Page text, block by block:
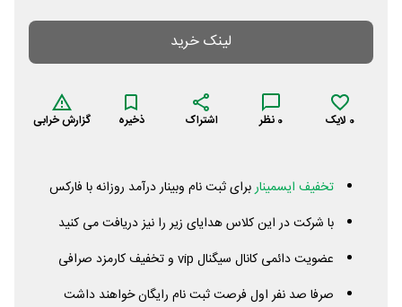
لینک خرید
0 لایک 0 نظر اشتراک ذخیره گزارش خرابی
تخفیف ایسمیناربرای ثبت نام وبینار درآمد روزانه با فارکس
با شرکت در این کلاس هدایای زیر را نیز دریافت می کنید
عضویت دائمی کانال سیگنال vip و تخفیف کارمزد صرافی
صرفا صد نفر اول فرصت ثبت نام رایگان خواهند داشت